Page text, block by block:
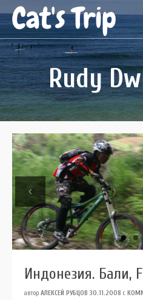
Cat's Trip
Rudy
Previous
Индонезия. Бали,
автор АЛЕКСЕЙ РУБЦОВ 30.11.2008 с